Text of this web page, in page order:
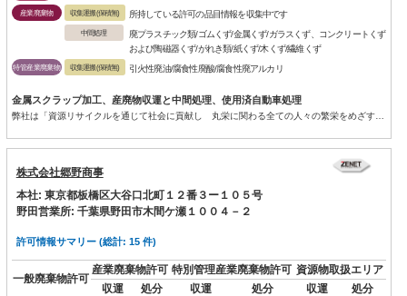
産業廃棄物 収集運搬(保積無) 所持している許可の品目情報を収集中です
中間処理
廃プラスチック類/ゴムくず/金属くず/ガラスくず、コンクリートくず
および陶磁器くず/がれき類/紙くず/木くず/繊維くず
特管産業廃棄物 収集運搬(保積無) 引火性廃油/腐食性廃酸/腐食性廃アルカリ
金属スクラップ加工、産廃物収運と中間処理、使用済自動車処理
弊社は「資源リサイクルを通じて社会に貢献し 丸栄に関わる全ての人々の繁栄をめざす」を経営理念に、「安心・安全・信頼...
株式会社郷野商事
本社: 東京都板橋区大谷口北町１２番３ー１０５号
野田営業所: 千葉県野田市木間ケ瀬１００４－２
許可情報サマリー (総計: 15 件)
一般廃棄物許可
産業廃棄物許可 特別管理産業廃棄物許可 資源物取扱エリア
収運
処分 収運 処分 収運
処分